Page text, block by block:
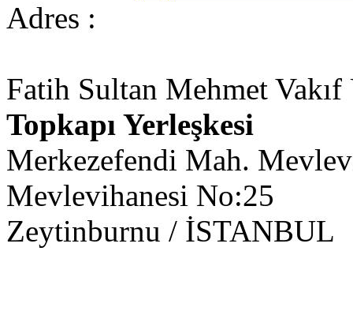
Adres :
Fatih Sultan Mehmet Vakıf
Topkapı Yerleşkesi
Merkezefendi Mah.
Mevlevihanesi No:25
Zeytinburnu / İSTANBUL